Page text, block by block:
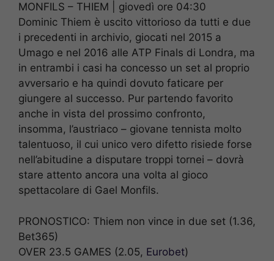
MONFILS – THIEM | giovedì ore 04:30
Dominic Thiem è uscito vittorioso da tutti e due
i precedenti in archivio, giocati nel 2015 a
Umago e nel 2016 alle ATP Finals di Londra, ma
in entrambi i casi ha concesso un set al proprio
avversario e ha quindi dovuto faticare per
giungere al successo. Pur partendo favorito
anche in vista del prossimo confronto,
insomma, l’austriaco – giovane tennista molto
talentuoso, il cui unico vero difetto risiede forse
nell’abitudine a disputare troppi tornei – dovrà
stare attento ancora una volta al gioco
spettacolare di Gael Monfils.
PRONOSTICO: Thiem non vince in due set (1.36,
Bet365)
OVER 23.5 GAMES (2.05, Eurobet)